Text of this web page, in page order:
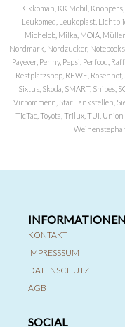
Kikkoman, KK Mobil,
Leukomed, Leukoplast,
Michelob, Milka, MOIA,
Nordmark, Nordzucker,
Payever, Penny, Pepsi, Perfood,
Restplatzshop, REWE,
Sixtus, Skoda, SMART, Snipes,
Virpommern, Star Tankstellen,
TicTac, Toyota, Trilux, TUI,
INFORMATIONEN
KONTAKT
IMPRESSSUM
DATENSCHUTZ
AGB
SOCIAL